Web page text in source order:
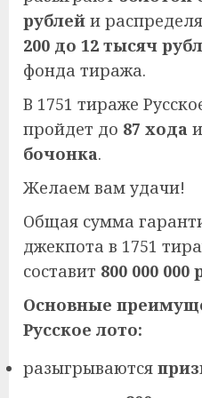
рублей и
200 до 12 тысяч
фонда тиража.
В 1751 тираже
пройдет до 87 хода
бочонка.
Желаем вам удачи!
Общая сумма
джекпота в 1751
составит 800 000 000
Основные
Русское лото:
разыгрываются